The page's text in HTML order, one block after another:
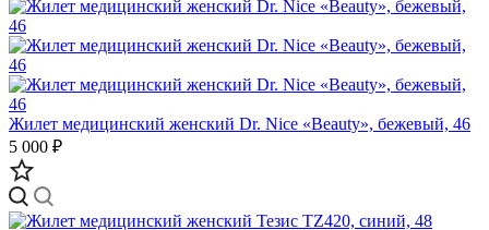
Жилет медицинский женский Dr. Nice «Beauty», бежевый, 46
5 000 ₽